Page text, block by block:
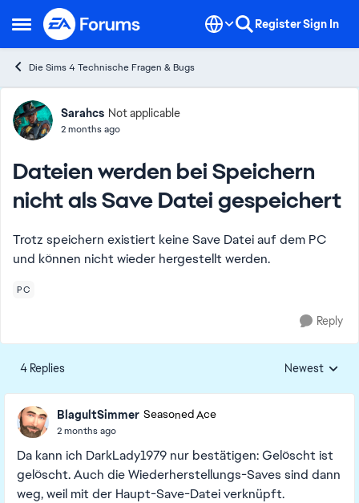
Open Side Menu
Skip to content RegisterSign In
Die Sims 4 Technische Fragen & Bugs
Forum Discussion
Sarahcs Not applicable
2 months ago
Dateien werden bei Speichern
nicht als Save Datei gespeichert
Trotz speichern existiert keine Save Datei auf dem PC
und können nicht wieder hergestellt werden.
PC
Reply
4 Replies Replies sorted
Newest
BlagultSimmer Seasoned Ace
2 months ago
Da kann ich DarkLady1979 nur bestätigen: Gelöscht ist
gelöscht. Auch die Wiederherstellungs-Saves sind dann
weg, weil mit der Haupt-Save-Datei verknüpft.